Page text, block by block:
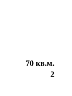
70 кв.м.
2